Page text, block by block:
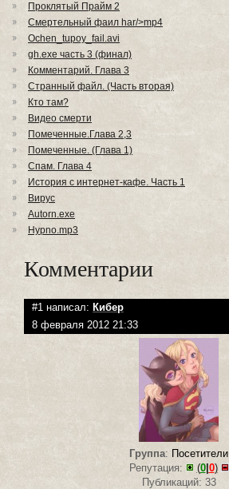
Проклятый Прайм 2
Смертельный фаил har/>mp4
Ochen_tupoy_fail.avi
gh.exe часть 3 (финал)
Комментарий. Глава 3
Странный файл. (Часть вторая)
Кто там?
Видео смерти
Помеченные.Глава 2,3
Помеченные. (Глава 1)
Спам. Глава 4
История с интернет-кафе. Часть 1
Вирус
Аutorn.exe
Hypno.mp3
Комментарии
#1 написал: Кибер
8 февраля 2012 21:33
Группа: Посетители
Репутация:
(0| 0)
Публикаций: 33